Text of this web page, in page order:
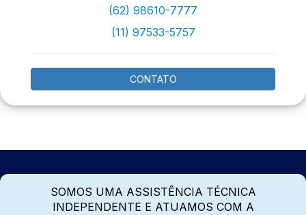
(62) 98610-7777
(11) 97533-5757
CONTATO
SOMOS UMA ASSISTÊNCIA TÉCNICA
INDEPENDENTE E ATUAMOS COM A